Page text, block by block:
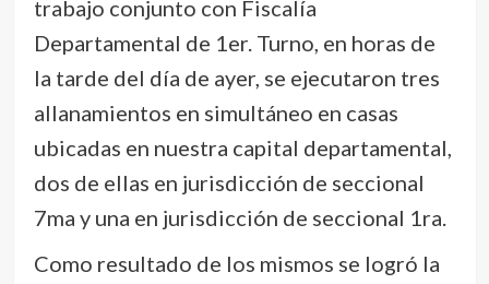
trabajo conjunto con Fiscalía
Departamental de 1er. Turno, en horas de
la tarde del día de ayer, se ejecutaron tres
allanamientos en simultáneo en casas
ubicadas en nuestra capital departamental,
dos de ellas en jurisdicción de seccional
7ma y una en jurisdicción de seccional 1ra.
Como resultado de los mismos se logró la